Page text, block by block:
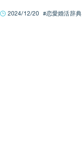
2024/12/20 恋愛婚活辞典